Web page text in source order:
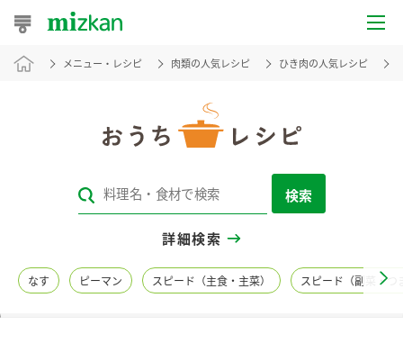
おうちレシピ
レシピカテゴリ一覧
レシピ名特集
メニュー・レシピ 肉類の人気レシピ ひき肉の人気レシピ
検索
詳細検索
なす ピーマン スピード（主食・主菜） スピード（副菜・つ